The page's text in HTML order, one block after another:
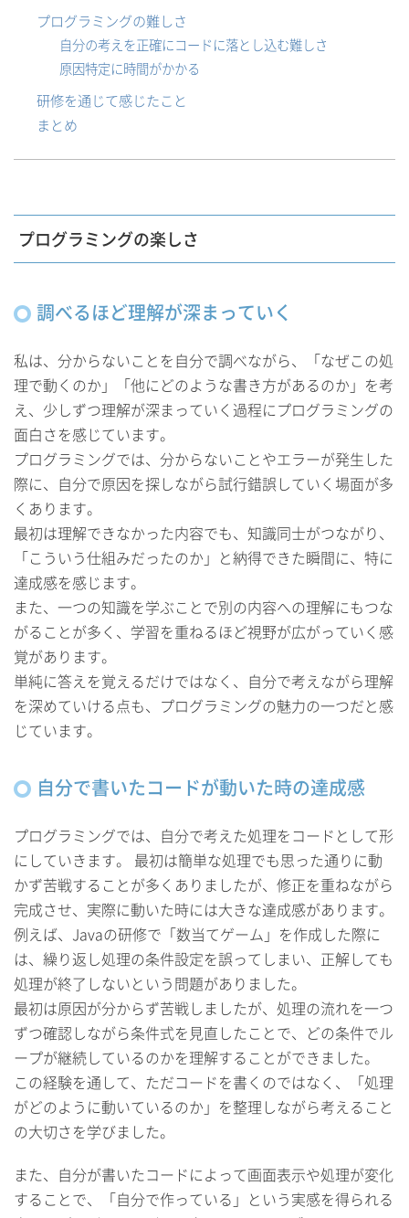
プログラミングの難しさ
自分の考えを正確にコードに落とし込む難しさ
原因特定に時間がかかる
研修を通じて感じたこと
まとめ
プログラミングの楽しさ
調べるほど理解が深まっていく
私は、分からないことを自分で調べながら、「なぜこの処
理で動くのか」「他にどのような書き方があるのか」を考
え、少しずつ理解が深まっていく過程にプログラミングの
面白さを感じています。
プログラミングでは、分からないことやエラーが発生した
際に、自分で原因を探しながら試行錯誤していく場面が多
くあります。
最初は理解できなかった内容でも、知識同士がつながり、
「こういう仕組みだったのか」と納得できた瞬間に、特に
達成感を感じます。
また、一つの知識を学ぶことで別の内容への理解にもつな
がることが多く、学習を重ねるほど視野が広がっていく感
覚があります。
単純に答えを覚えるだけではなく、自分で考えながら理解
を深めていける点も、プログラミングの魅力の一つだと感
じています。
自分で書いたコードが動いた時の達成感
プログラミングでは、自分で考えた処理をコードとして形
にしていきます。 最初は簡単な処理でも思った通りに動
かず苦戦することが多くありましたが、修正を重ねながら
完成させ、実際に動いた時には大きな達成感があります。
例えば、Javaの研修で「数当てゲーム」を作成した際に
は、繰り返し処理の条件設定を誤ってしまい、正解しても
処理が終了しないという問題がありました。
最初は原因が分からず苦戦しましたが、処理の流れを一つ
ずつ確認しながら条件式を見直したことで、どの条件でル
ープが継続しているのかを理解することができました。
この経験を通して、ただコードを書くのではなく、「処理
がどのように動いているのか」を整理しながら考えること
の大切さを学びました。
また、自分が書いたコードによって画面表示や処理が変化
することで、「自分で作っている」という実感を得られる